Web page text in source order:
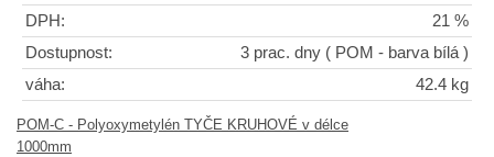
DPH:
21 %
Dostupnost:
3 prac. dny ( POM - barva bílá )
váha:
42.4 kg
POM-C - Polyoxymetylén TYČE KRUHOVÉ v délce
1000mm